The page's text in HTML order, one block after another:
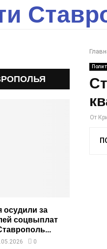
От
осудили за
соцвыплат
0